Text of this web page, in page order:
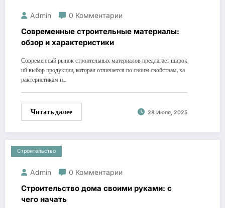
Admin 0 Комментарии
Современные строительные материалы:
обзор и характеристики
Современный рынок строительных материалов предлагает широк
ий выбор продукции, которая отличается по своим свойствам, ха
рактеристикам и…
Читать далее 28 Июля, 2025
Строительство
Admin 0 Комментарии
Строительство дома своими руками: с
чего начать